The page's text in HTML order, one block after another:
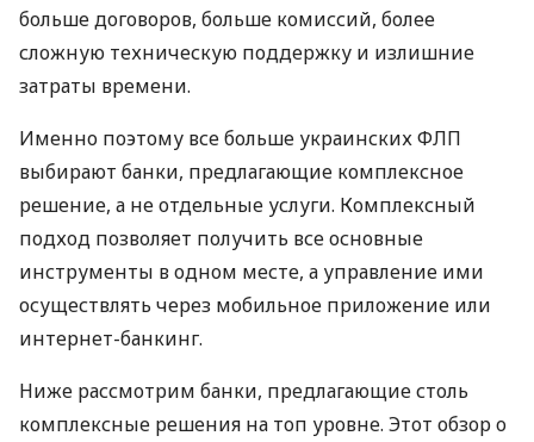
больше договоров, больше комиссий, более
сложную техническую поддержку и излишние
затраты времени.
Именно поэтому все больше украинских ФЛП
выбирают банки, предлагающие комплексное
решение, а не отдельные услуги. Комплексный
подход позволяет получить все основные
инструменты в одном месте, а управление ими
осуществлять через мобильное приложение или
интернет-банкинг.
Ниже рассмотрим банки, предлагающие столь
комплексные решения на топ уровне. Этот обзор о